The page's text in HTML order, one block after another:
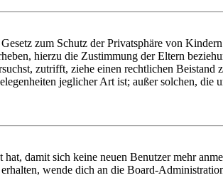
zum Schutz der Privatsphäre von
hierzu die Zustimmung der Eltern
zutrifft, ziehe einen rechtlichen
jeglicher Art ist; außer solchen,
damit sich keine neuen Benutzer mehr
wende dich an die Board-